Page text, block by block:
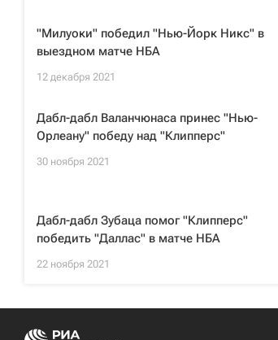
"Милуоки" победил "Нью-Йорк Никс" в
выездном матче НБА
12 декабря 2021
Дабл-дабл Валанчюнаса принес "Нью-
Орлеану" победу над "Клипперс"
30 ноября 2021
Дабл-дабл Зубаца помог "Клипперс"
победить "Даллас" в матче НБА
22 ноября 2021